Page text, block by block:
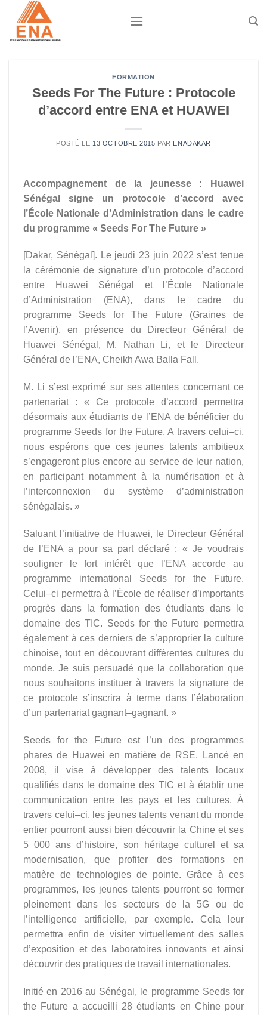
content
FORMATION
Seeds For The Future : Protocole
d’accord entre ENA et HUAWEI
POSTÉ LE 13 OCTOBRE 2015 PAR ENADAKAR
Accompagnement de la jeunesse : Huawei
Sénégal signe un protocole d’accord avec
l’École Nationale d’Administration dans le cadre
du programme « Seeds For The Future »
[Dakar, Sénégal]. Le jeudi 23 juin 2022 s’est tenue
la cérémonie de signature d’un protocole d’accord
entre Huawei Sénégal et l’École Nationale
d’Administration (ENA), dans le cadre du
programme Seeds for The Future (Graines de
l’Avenir), en présence du Directeur Général de
Huawei Sénégal, M. Nathan Li, et le Directeur
Général de l’ENA, Cheikh Awa Balla Fall.
M. Li s’est exprimé sur ses attentes concernant ce
partenariat : « Ce protocole d’accord permettra
désormais aux étudiants de l’ENA de bénéficier du
programme Seeds for the Future. A travers celui–ci,
nous espérons que ces jeunes talents ambitieux
s’engageront plus encore au service de leur nation,
en participant notamment à la numérisation et à
l’interconnexion du système d’administration
sénégalais. »
Saluant l’initiative de Huawei, le Directeur Général
de l’ENA a pour sa part déclaré : « Je voudrais
souligner le fort intérêt que l’ENA accorde au
programme international Seeds for the Future.
Celui–ci permettra à l’École de réaliser d’importants
progrès dans la formation des étudiants dans le
domaine des TIC. Seeds for the Future permettra
également à ces derniers de s’approprier la culture
chinoise, tout en découvrant différentes cultures du
monde. Je suis persuadé que la collaboration que
nous souhaitons instituer à travers la signature de
ce protocole s’inscrira à terme dans l’élaboration
d’un partenariat gagnant–gagnant. »
Seeds for the Future est l’un des programmes
phares de Huawei en matière de RSE. Lancé en
2008, il vise à développer des talents locaux
qualifiés dans le domaine des TIC et à établir une
communication entre les pays et les cultures. À
travers celui–ci, les jeunes talents venant du monde
entier pourront aussi bien découvrir la Chine et ses
5 000 ans d’histoire, son héritage culturel et sa
modernisation, que profiter des formations en
matière de technologies de pointe. Grâce à ces
programmes, les jeunes talents pourront se former
pleinement dans les secteurs de la 5G ou de
l’intelligence artificielle, par exemple. Cela leur
permettra enfin de visiter virtuellement des salles
d’exposition et des laboratoires innovants et ainsi
découvrir des pratiques de travail internationales.
Initié en 2016 au Sénégal, le programme Seeds for
the Future a accueilli 28 étudiants en Chine pour